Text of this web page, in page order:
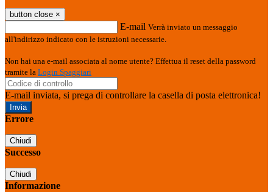
button close ×
E-mail Verrà inviato un messaggio
all'indirizzo indicato con le istruzioni necessarie.
Non hai una e-mail associata al nome utente? Effettua il reset della password
tramite la Login Spaggiari
E-mail inviata, si prega di controllare la casella di posta elettronica!
Errore
Chiudi
Successo
Chiudi
Informazione